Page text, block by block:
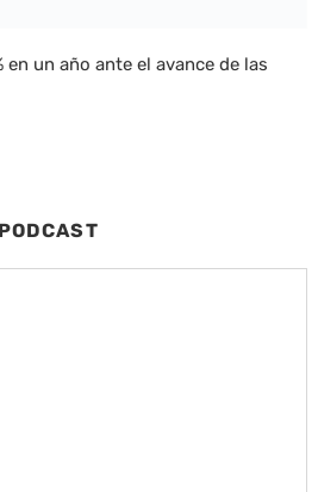
un año ante el avance de las
PODCAST